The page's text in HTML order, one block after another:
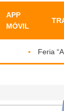
APP
MÓVIL
Feria